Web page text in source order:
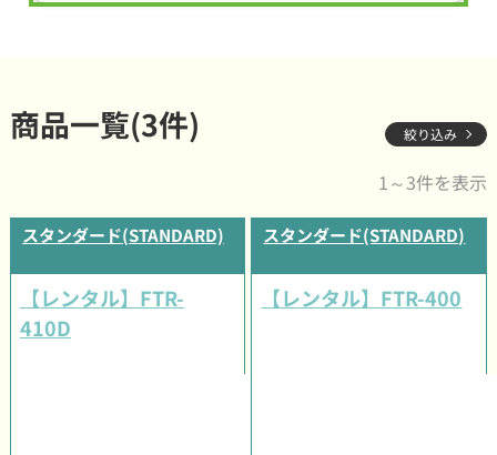
商品一覧(3件) 絞り込み
1～3件を表示
スタンダード(STANDARD)
【レンタル】FTR-
410D
スタンダード(STANDARD)
【レンタル】FTR-400